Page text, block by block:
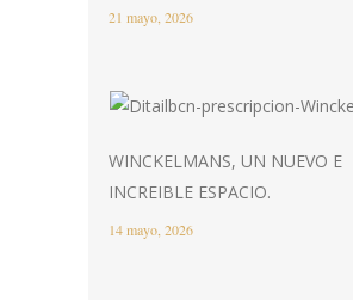
21 mayo, 2026
WINCKELMANS, UN NUEVO E
INCREIBLE ESPACIO.
14 mayo, 2026